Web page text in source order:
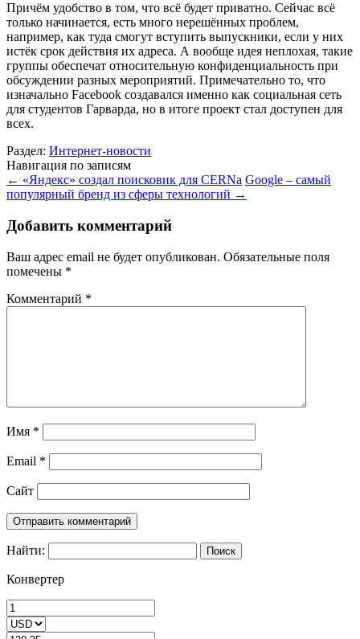
Причём удобство в том, что всё будет приватно. Сейчас всё
только начинается, есть много нерешённых проблем,
например, как туда смогут вступить выпускники, если у них
истёк срок действия их адреса. А вообще идея неплохая, такие
группы обеспечат относительную конфиденциальность при
обсуждении разных мероприятий. Примечательно то, что
изначально Facebook создавался именно как социальная сеть
для студентов Гарварда, но в итоге проект стал доступен для
всех.
Раздел: Интернет-новости
Навигация по записям
← «Яндекс» создал поисковик для CERNа Google – самый
популярный бренд из сферы технологий →
Добавить комментарий
Ваш адрес email не будет опубликован. Обязательные поля
помечены *
Комментарий *
Имя *
Email *
Сайт
Найти:
Конвертер